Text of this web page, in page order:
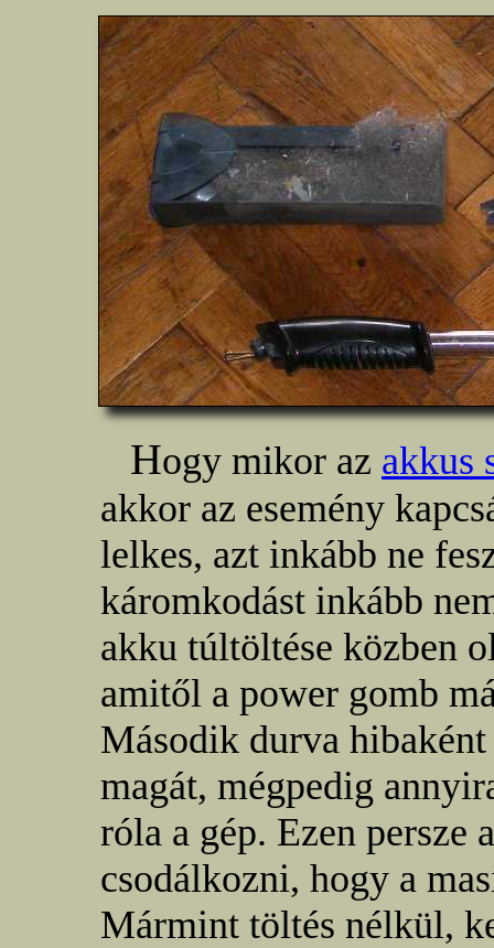
Hogy mikor az akkus
akkor az esemény
lelkes, azt inkább ne
káromkodást inkább
akku túltöltése közben
amitől a power gomb
Második durva
magát, mégpedig
róla a gép. Ezen persze
csodálkozni, hogy a
Mármint töltés nélkül,